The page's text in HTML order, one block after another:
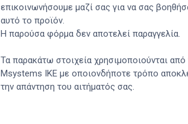
επικοινωνήσουμε μαζί σας για να σας
αυτό το προϊόν.
Η παρούσα φόρμα δεν αποτελεί παραγγελία.
Τα παρακάτω στοιχεία χρησιμοποιούνται από
Msystems ΙΚΕ με οποιονδήποτε τρόπο
την απάντηση του αιτήματός σας.